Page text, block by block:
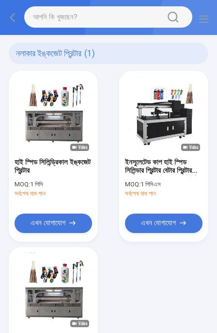
নলাকার ইঙ্কজেট প্রিন্টার (1)
হাই স্পিড সিলিন্ড্রিকাল ইঙ্কজেট
প্রিন্টার
MOQ:1 পিসি
সর্বশেষ দাম পান
এখন যোগাযোগ
ইনসুলেটেড কাপ হাই স্পিড
সিলিন্ডার প্রিন্টার বেটার প্রিন্টার
প্রিন্টার মাল্টি ফাংশন ইঙ্কজেট
প্রিন্টার
MOQ:1 পিসিএস
সর্বশেষ দাম পান
এখন যোগাযোগ